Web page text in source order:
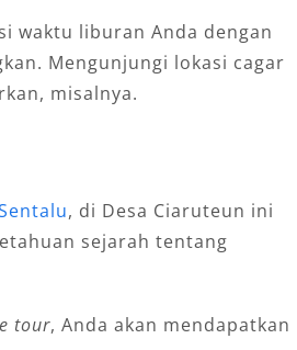
waktu liburan Anda dengan
Mengunjungi lokasi cagar
misalnya.
, di Desa Ciaruteun ini
sejarah tentang
tour, Anda akan mendapatkan